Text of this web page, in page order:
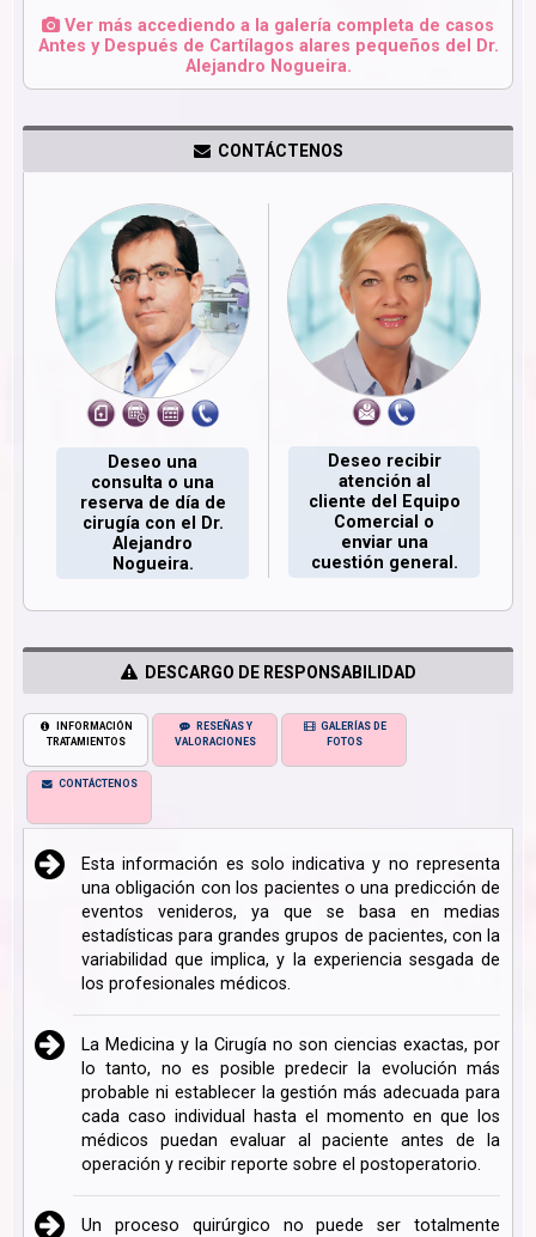
Ver más accediendo a la galería completa de casos
Antes y Después de Cartílagos alares pequeños del Dr.
Alejandro Nogueira.
CONTÁCTENOS
Deseo una
consulta o una
reserva de día de
cirugía con el Dr.
Alejandro
Nogueira.
Deseo recibir
atención al
cliente del Equipo
Comercial o
enviar una
cuestión general.
DESCARGO DE RESPONSABILIDAD
INFORMACIÓN
TRATAMIENTOS
RESEÑAS Y
VALORACIONES
GALERÍAS DE
FOTOS
CONTÁCTENOS
Esta información es solo indicativa y no representa
una obligación con los pacientes o una predicción de
eventos venideros, ya que se basa en medias
estadísticas para grandes grupos de pacientes, con la
variabilidad que implica, y la experiencia sesgada de
los profesionales médicos.
La Medicina y la Cirugía no son ciencias exactas, por
lo tanto, no es posible predecir la evolución más
probable ni establecer la gestión más adecuada para
cada caso individual hasta el momento en que los
médicos puedan evaluar al paciente antes de la
operación y recibir reporte sobre el postoperatorio.
Un proceso quirúrgico no puede ser totalmente